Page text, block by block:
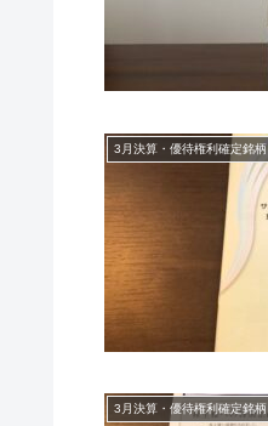
3月決算・優待権利確定銘柄
3月決算・優待権利確定銘柄